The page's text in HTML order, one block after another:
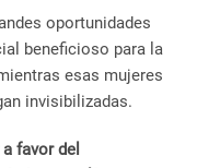
oportunidades
beneficioso para la
esas mujeres
invisibilizadas.
favor del